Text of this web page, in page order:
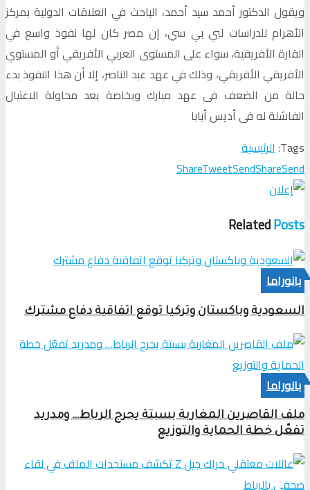
ويقول الدكتور أحمد سيد أحمد، الباحث في العلاقات الدولية بمركز
الأهرام للدراسات لبي بي سي، إن مصر كان لها نفوذ واسع في
القارة الأفريقية، سواء على المستوى العربي الأفريقي أو المستوي
الأفريقي الأفريقي، وذلك في عهد عبد الناصر، إلا أن هذا النفوذ بدء
حالة من الضعف فى عهد مبارك وبخاصة بعد محاولة الاغتيال
الفاشلة له فى أديس أبابا
Tags: الرئيسية
ShareTweetSendShareSend
RelatedPosts
بانوراما
السعودية وباكستان وتركيا توقع اتفاقية دفاع مشترك
بانوراما
ملف القاصرين المغاربة بسبتة يحرج الرباط… ومدريد
تفعّل خطة الحماية والتوزيع